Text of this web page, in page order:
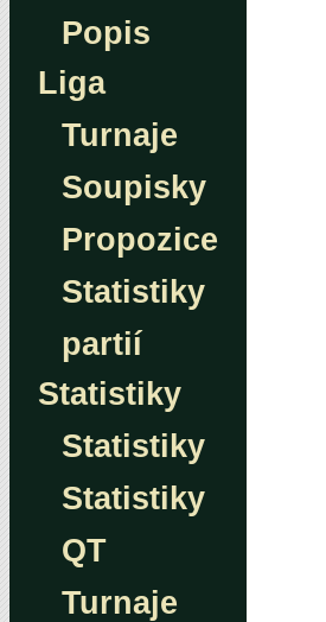
Popis
Liga
Turnaje
Soupisky
Propozice
Statistiky
partií
Statistiky
Statistiky
Statistiky
QT
Turnaje